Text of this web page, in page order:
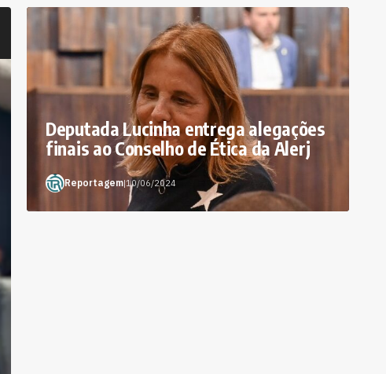
Deputada Lucinha entrega alegações
finais ao Conselho de Ética da Alerj
Reportagem|10/06/2024